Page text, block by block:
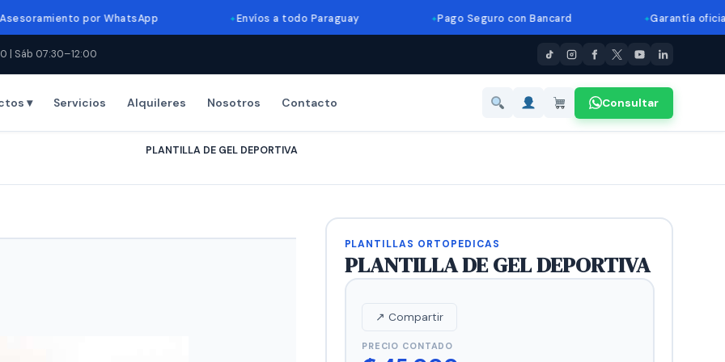
por WhatsApp Envíos a todo Paraguay Pago Seguro con Bancard Garantía oficial
| Sáb 07:30–12:00
▾ Servicios Alquileres Nosotros Contacto Consultar
PLANTILLA DE GEL DEPORTIVA
PLANTILLAS ORTOPEDICAS
PLANTILLA DE GEL DEPORTIVA
↗ Compartir
PRECIO CONTADO